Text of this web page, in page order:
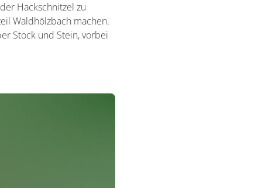
Hackschnitzel zu
Waldhölzbach machen.
Stock und Stein, vorbei